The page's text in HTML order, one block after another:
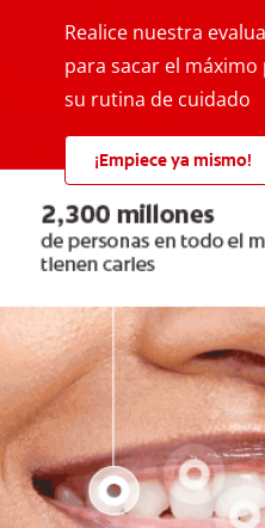
Realice nuestra
para sacar el
su rutina de cuidado
¡Empiece ya mismo!